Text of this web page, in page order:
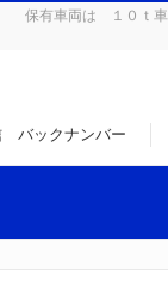
方 保有車両は １０
バックナンバー